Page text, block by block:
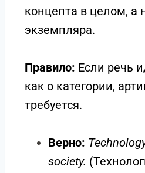
концепта в целом, а
экземпляра.
Правило: Если речь
как о категории,
требуется.
Верно:
society.